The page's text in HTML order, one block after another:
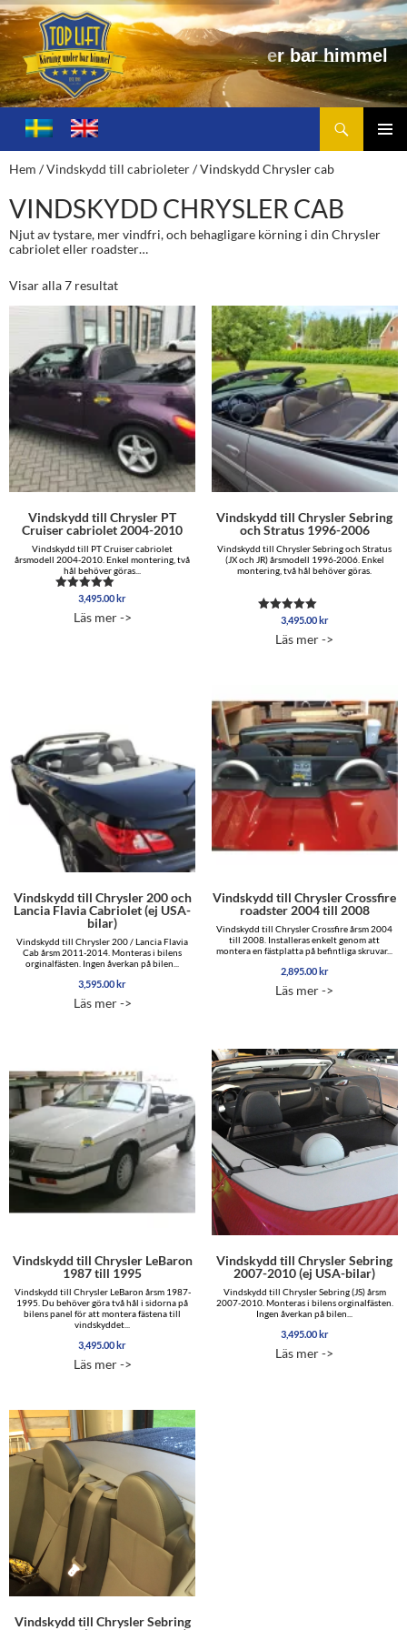
r himme
Toplift.se – för körning under bar himmel
HOPPA
TILL
INNEHÅLL
Hem /Vindskydd till cabrioleter/ Vindskydd Chrysler cab
VINDSKYDD CHRYSLER CAB
Njut av tystare, mer vindfri, och behagligare körning i din Chrysler
cabriolet eller roadster…
Visar alla 7 resultat
Vindskydd till Chrysler PT
Cruiser cabriolet 2004-2010
Vindskydd till PT Cruiser cabriolet
årsmodell 2004-2010. Enkel montering, två
hål behöver göras...
Betygsatt
av 5
3,495.00 kr
Läs mer ->
Vindskydd till Chrysler Sebring
och Stratus 1996-2006
Vindskydd till Chrysler Sebring och Stratus
(JX och JR) årsmodell 1996-2006. Enkel
montering, två hål behöver göras.
Betygsatt
av 5
3,495.00 kr
Läs mer ->
Vindskydd till Chrysler 200 och
Lancia Flavia Cabriolet (ej USA-
bilar)
Vindskydd till Chrysler 200 / Lancia Flavia
Cab årsm 2011-2014. Monteras i bilens
orginalfästen. Ingen åverkan på bilen...
3,595.00kr
Läs mer ->
Vindskydd till Chrysler Crossfire
roadster 2004 till 2008
Vindskydd till Chrysler Crossfire årsm 2004
till 2008. Installeras enkelt genom att
montera en fästplatta på befintliga skruvar...
2,895.00kr
Läs mer ->
Vindskydd till Chrysler LeBaron
1987 till 1995
Vindskydd till Chrysler LeBaron årsm 1987-
1995. Du behöver göra två hål i sidorna på
bilens panel för att montera fästena till
vindskyddet...
3,495.00kr
Läs mer ->
Vindskydd till Chrysler Sebring
2007-2010 (ej USA-bilar)
Vindskydd till Chrysler Sebring (JS) årsm
2007-2010. Monteras i bilens orginalfästen.
Ingen åverkan på bilen...
3,495.00kr
Läs mer ->
Vindskydd till Chrysler Sebring